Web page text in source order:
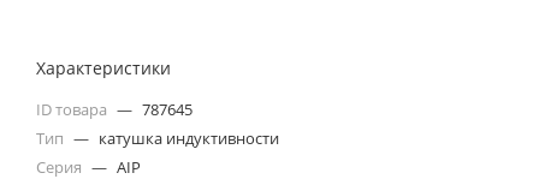
Характеристики
ID товара — 787645
Тип — катушка индуктивности
Серия — AIP